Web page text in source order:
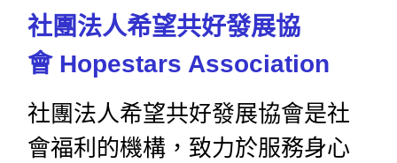
社團法人希望共好發展協
會 Hopestars Association
社團法人希望共好發展協會是社
會福利的機構，致力於服務身心